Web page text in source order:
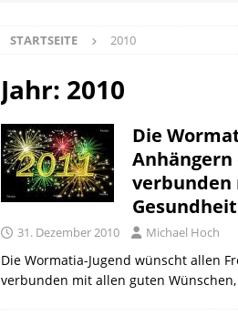
STARTSEITE 2010
Jahr: 2010
Die
Anhängern
verbunden
31. Dezember 2010 Michael Hoch
Die Wormatia-Jugend wünscht allen
verbunden mit allen guten